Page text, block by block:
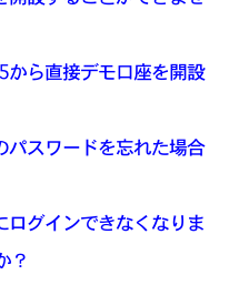
ら直接デモ口座を開設
スワードを忘れた場合
グインできなくなりま
？